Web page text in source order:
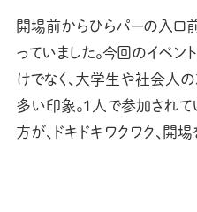
開場前からひらパーの入口
っていました。今回のイベン
けでなく、大学生や社会人
多い印象。1人で参加されて
方が、ドキドキワクワク、開